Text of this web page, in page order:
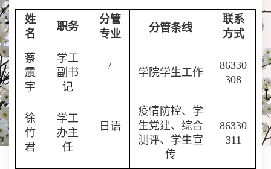
姓
名
职务
分管
专业
分管条线
联系
方式
蔡
震
宇
学工
副书
记
/
学院学生工作
86330
308
徐
竹
君
学工
办主
任
日语
疫情防控、学
生党建、综合
测评、学生宣
传
86330
311